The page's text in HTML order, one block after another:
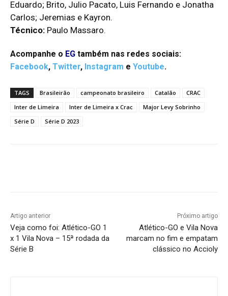
Eduardo; Brito, Julio Pacato, Luis Fernando e Jonatha
Carlos; Jeremias e Kayron.
Técnico: Paulo Massaro.
Acompanhe o EG também nas redes sociais:
Facebook, Twitter, Instagram e Youtube.
TAGS Brasileirão campeonato brasileiro Catalão
CRAC
Inter de Limeira
Inter de Limeira x Crac
Major Levy Sobrinho
Série D
Série D 2023
Artigo anterior
Veja como foi: Atlético-GO 1
x 1 Vila Nova – 15ª rodada da
Série B
Próximo artigo
Atlético-GO e Vila Nova
marcam no fim e empatam
clássico no Accioly